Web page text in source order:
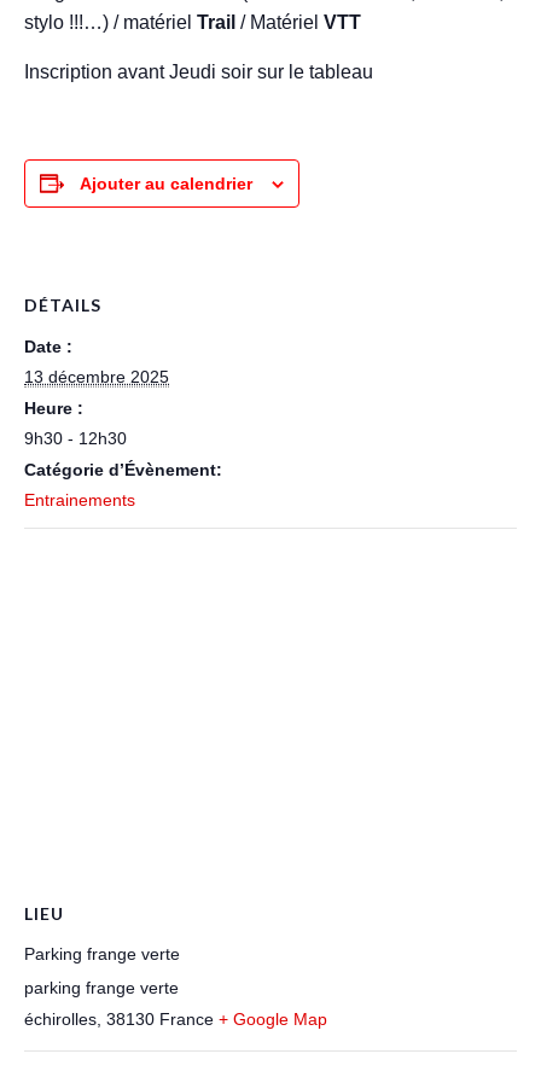
stylo !!!…) / matériel Trail / Matériel VTT
Inscription avant Jeudi soir sur le tableau
Ajouter au calendrier
DÉTAILS
Date :
13 décembre 2025
Heure :
9h30 - 12h30
Catégorie d’Évènement:
Entrainements
LIEU
Parking frange verte
parking frange verte
échirolles 38130 France + Google Map